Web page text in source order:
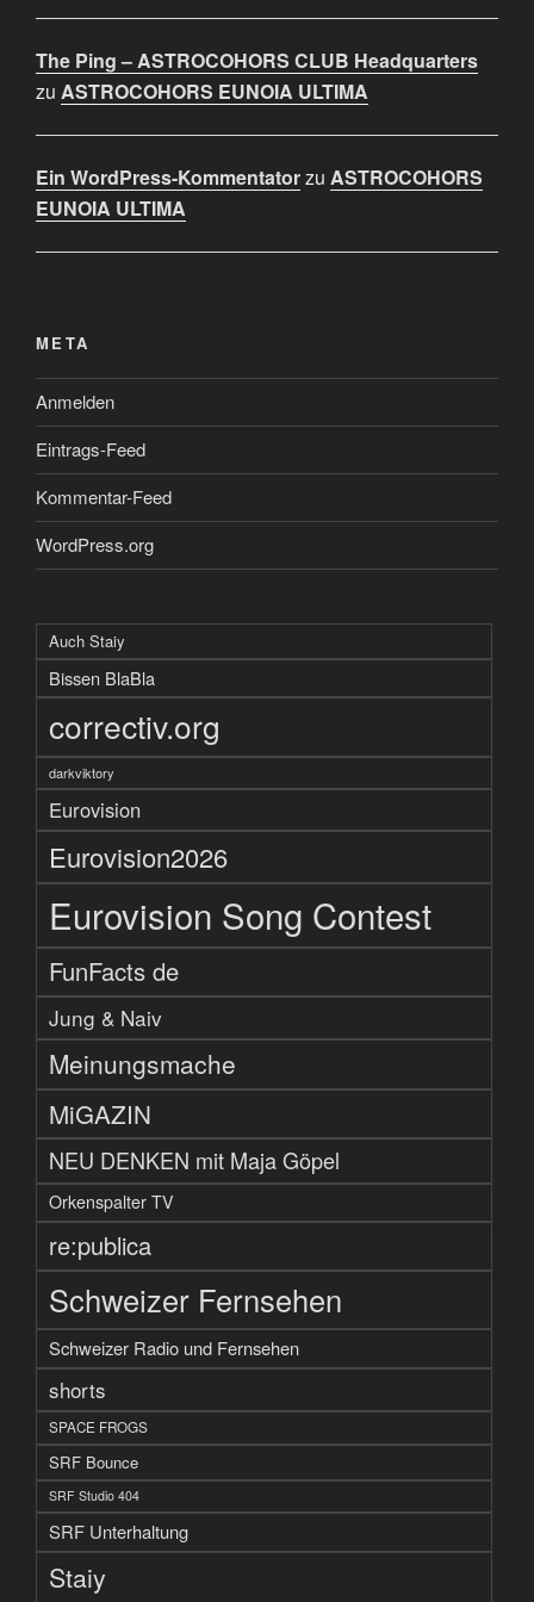
The Ping – ASTROCOHORS CLUB Headquarters
zu ASTROCOHORS EUNOIA ULTIMA
Ein WordPress-Kommentatorzu ASTROCOHORS
EUNOIA ULTIMA
META
Anmelden
Eintrags-Feed
Kommentar-Feed
WordPress.org
Auch Staiy
Bissen BlaBla
correctiv.org
darkviktory
Eurovision
Eurovision2026
Eurovision Song Contest
FunFacts de
Jung & Naiv
Meinungsmache
MiGAZIN
NEU DENKEN mit Maja Göpel
Orkenspalter TV
re:publica
Schweizer Fernsehen
Schweizer Radio und Fernsehen
shorts
SPACE FROGS
SRF Bounce
SRF Studio 404
SRF Unterhaltung
Staiy